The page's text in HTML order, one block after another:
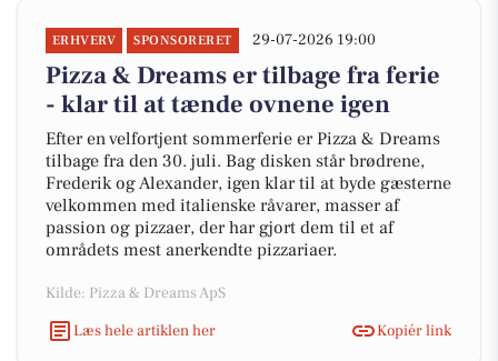
ERHVERV SPONSORERET 29-07-2026 19:00
Pizza & Dreams er tilbage fra ferie
- klar til at tænde ovnene igen
Efter en velfortjent sommerferie er Pizza & Dreams
tilbage fra den 30. juli. Bag disken står brødrene,
Frederik og Alexander, igen klar til at byde gæsterne
velkommen med italienske råvarer, masser af
passion og pizzaer, der har gjort dem til et af
områdets mest anerkendte pizzariaer.
Kilde: Pizza & Dreams ApS
Læs hele artiklen her
Kopiér link